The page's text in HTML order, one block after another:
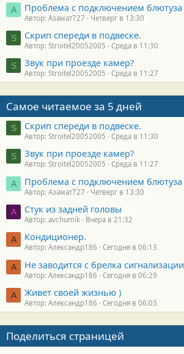
А Проблема с подключением блютуза
Автор: Азамат727 Четверг в 13:30
S Скрип спереди в подвеске.
Автор: Stroitel20052005 Среда в 11:30
S Звук при проезде камер?
Автор: Stroitel20052005 Среда в 11:27
Самое читаемое за 5 дней
S Скрип спереди в подвеске.
Автор: Stroitel20052005 Среда в 11:30
S Звук при проезде камер?
Автор: Stroitel20052005 Среда в 11:27
А Проблема с подключением блютуза
Автор: Азамат727 Четверг в 13:30
A Стук из задней головы
Автор: avchumik Вчера в 21:32
А Кондиционер.
Автор: Александр186 Сегодня в 06:13
А Не заводится с брелка сигнализации
Автор: Александр186 Сегодня в 06:29
А Живет своей жизнью )
Автор: Александр186 Сегодня в 06:03
Поделиться страницей